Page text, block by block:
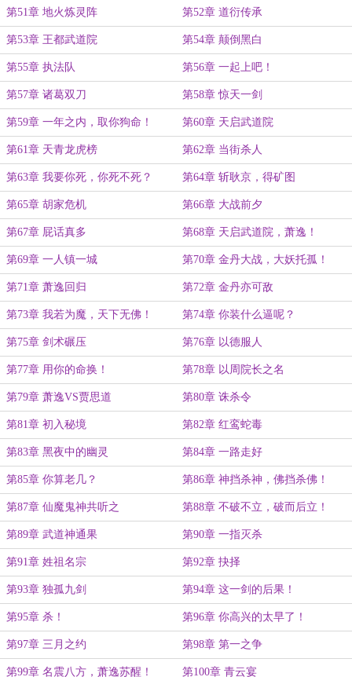
第51章 地火炼灵阵 第52章 道衍传承
第53章 王都武道院 第54章 颠倒黑白
第55章 执法队 第56章 一起上吧！
第57章 诸葛双刀 第58章 惊天一剑
第59章 一年之内，取你狗命！ 第60章 天启武道院
第61章 天青龙虎榜 第62章 当街杀人
第63章 我要你死，你死不死？ 第64章 斩耿京，得矿图
第65章 胡家危机 第66章 大战前夕
第67章 屁话真多 第68章 天启武道院，萧逸！
第69章 一人镇一城 第70章 金丹大战，大妖托孤！
第71章 萧逸回归 第72章 金丹亦可敌
第73章 我若为魔，天下无佛！ 第74章 你装什么逼呢？
第75章 剑术碾压 第76章 以德服人
第77章 用你的命换！ 第78章 以周院长之名
第79章 萧逸VS贾思道 第80章 诛杀令
第81章 初入秘境 第82章 红鸾蛇毒
第83章 黑夜中的幽灵 第84章 一路走好
第85章 你算老几？ 第86章 神挡杀神，佛挡杀佛！
第87章 仙魔鬼神共听之 第88章 不破不立，破而后立！
第89章 武道神通果 第90章 一指灭杀
第91章 姓祖名宗 第92章 抉择
第93章 独孤九剑 第94章 这一剑的后果！
第95章 杀！ 第96章 你高兴的太早了！
第97章 三月之约 第98章 第一之争
第99章 名震八方，萧逸苏醒！ 第100章 青云宴